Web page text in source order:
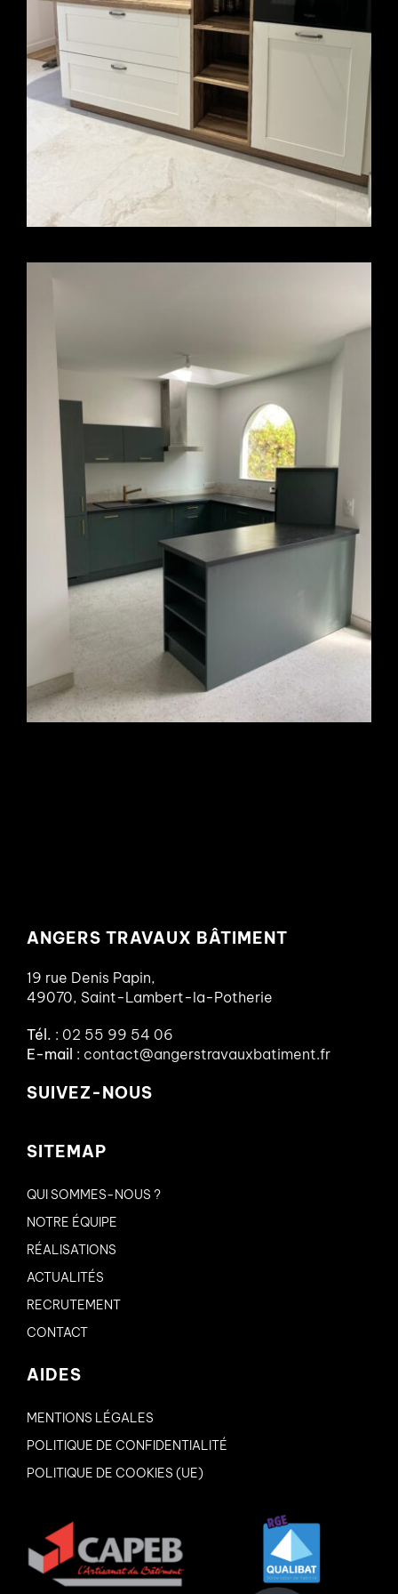
ANGERS TRAVAUX BÂTIMENT
19 rue Denis Papin,
49070, Saint-Lambert-la-Potherie
Tél. : 02 55 99 54 06
E-mail : contact@angerstravauxbatiment.fr
SUIVEZ-NOUS
SITEMAP
QUI SOMMES-NOUS ?
NOTRE ÉQUIPE
RÉALISATIONS
ACTUALITÉS
RECRUTEMENT
CONTACT
AIDES
MENTIONS LÉGALES
POLITIQUE DE CONFIDENTIALITÉ
POLITIQUE DE COOKIES (UE)